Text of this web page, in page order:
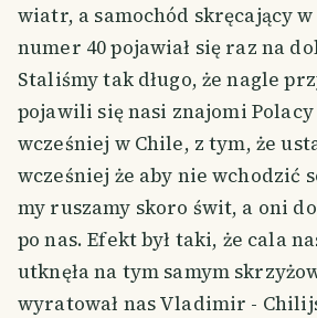
wiatr, a samochód skręcający
numer 40 pojawiał się raz na
Staliśmy tak długo, że nagle
pojawili się nasi znajomi
wcześniej w Chile, z tym, że
wcześniej że aby nie wchodzić
my ruszamy skoro świt, a oni
po nas. Efekt był taki, że cala
utknęła na tym samym
wyratował nas Vladimir -